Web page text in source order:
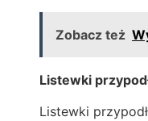
Zobacz też
Listewki
Listewki